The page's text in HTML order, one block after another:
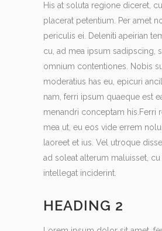
His at soluta regione diceret,
placerat petentium. Per amet
periculis ei. Deleniti apeirian
cu, ad mea ipsum sadipscing,
omnium contentiones. Nobis
moderatius has eu, epicuri
nam, ferri ipsum quaeque est
menandri conceptam his.Ferri
mea ut, eu eos vide errem
laoreet et ius. Vel utroque
ad soleat alterum maluisset,
intellegat inciderint.
HEADING 2